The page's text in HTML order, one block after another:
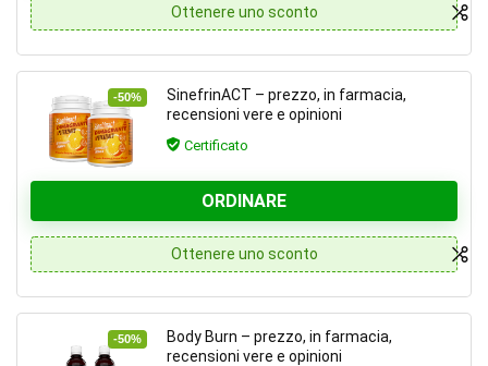
Ottenere uno sconto
-50%
SinefrinACT – prezzo, in farmacia,
recensioni vere e opinioni
Certificato
ORDINARE
Ottenere uno sconto
-50%
Body Burn – prezzo, in farmacia,
recensioni vere e opinioni